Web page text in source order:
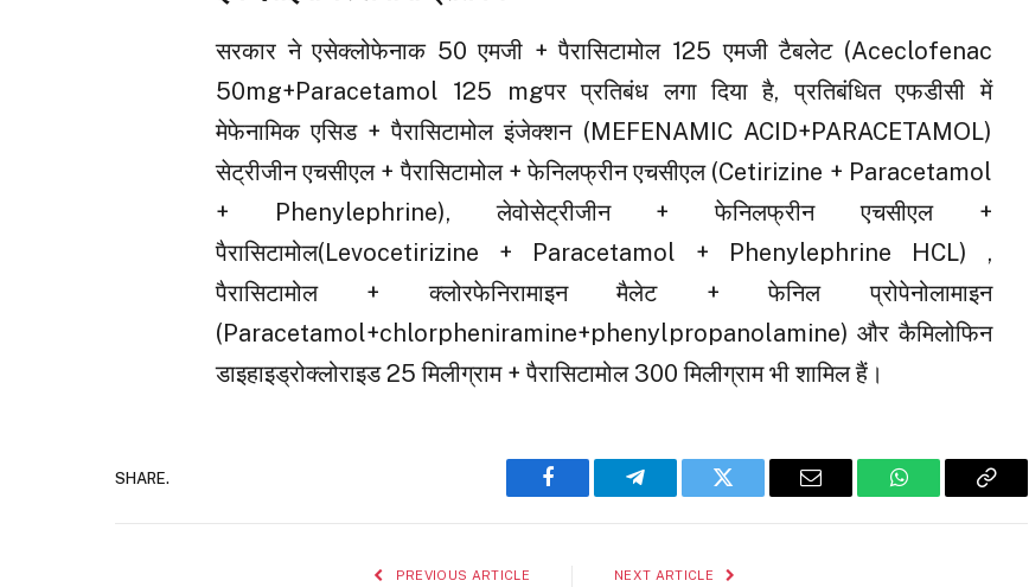
सरकार ने एसेक्लोफेनाक 50 एमजी + पैरासिटामोल 125 एमजी टैबलेट (Aceclofenac
50mg+Paracetamol 125 mgपर प्रतिबंध लगा दिया है, प्रतिबंधित एफडीसी में
मेफेनामिक एसिड + पैरासिटामोल इंजेक्शन (MEFENAMIC ACID+PARACETAMOL)
सेट्रीजीन एचसीएल + पैरासिटामोल + फेनिलफ्रीन एचसीएल (Cetirizine + Paracetamol
+ Phenylephrine), लेवोसेट्रीजीन + फेनिलफ्रीन एचसीएल +
पैरासिटामोल(Levocetirizine + Paracetamol + Phenylephrine HCL) ,
पैरासिटामोल + क्लोरफेनिरामाइन मैलेट + फेनिल प्रोपेनोलामाइन
(Paracetamol+chlorpheniramine+phenylpropanolamine) और कैमिलोफिन
डाइहाइड्रोक्लोराइड 25 मिलीग्राम + पैरासिटामोल 300 मिलीग्राम भी शामिल हैं।
SHARE.
Facebook Telegram Twitter Email WhatsAppCopy
PREVIOUS ARTICLE NEXT ARTICLE